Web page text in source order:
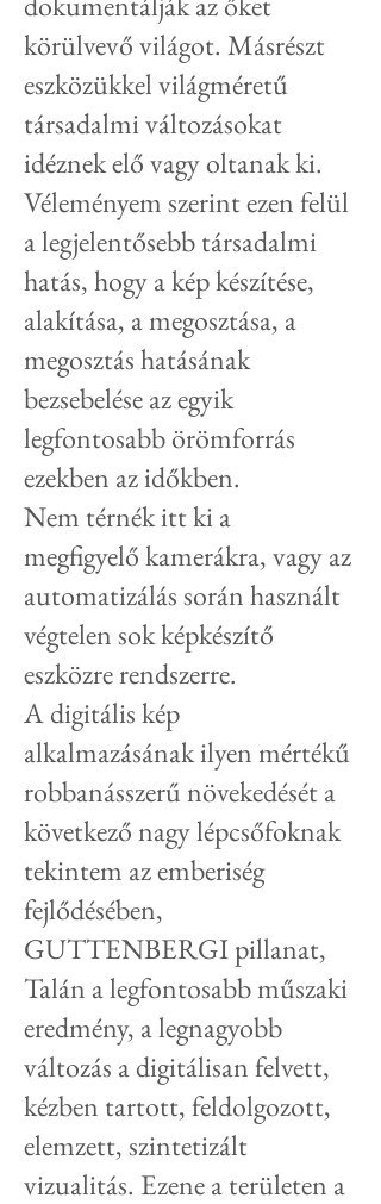
körülvevő világot. Másrészt
eszközükkel világméretű
társadalmi változásokat
idéznek elő vagy oltanak ki.
Véleményem szerint ezen felül
a legjelentősebb társadalmi
hatás, hogy a kép készítése,
alakítása, a megosztása, a
megosztás hatásának
bezsebelése az egyik
legfontosabb örömforrás
ezekben az időkben.
Nem térnék itt ki a
megfigyelő kamerákra, vagy az
automatizálás során használt
végtelen sok képkészítő
eszközre rendszerre.
A digitális kép
alkalmazásának ilyen mértékű
robbanásszerű növekedését a
következő nagy lépcsőfoknak
tekintem az emberiség
fejlődésében,
GUTTENBERGI pillanat,
Talán a legfontosabb műszaki
eredmény, a legnagyobb
változás a digitálisan felvett,
kézben tartott, feldolgozott,
elemzett, szintetizált
vizualitás. Ezene a területen a